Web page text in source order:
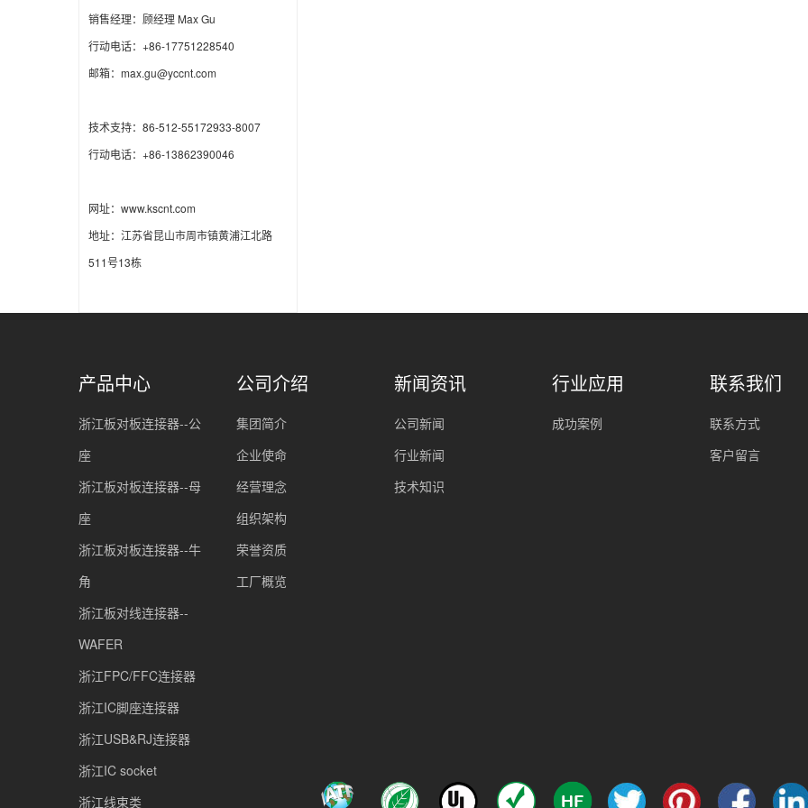
销售经理：顾经理 Max Gu
行动电话：+86-17751228540
邮箱：max.gu@yccnt.com
技术支持：86-512-55172933-8007
行动电话：+86-13862390046
网址：www.kscnt.com
地址：江苏省昆山市周市镇黄浦江北路
511号13栋
产品中心
浙江板对板连接器--公
座
浙江板对板连接器--母
座
浙江板对板连接器--牛
角
浙江板对线连接器--
WAFER
浙江FPC/FFC连接器
浙江IC脚座连接器
浙江USB&RJ连接器
浙江IC socket
浙江线束类
公司介绍
集团简介
企业使命
经营理念
组织架构
荣誉资质
工厂概览
新闻资讯
公司新闻
行业新闻
技术知识
行业应用
成功案例
联系我们
联系方式
客户留言